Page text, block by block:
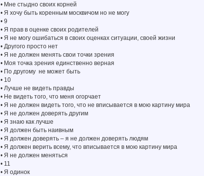
• Мне стыдно своих корней
• Я хочу быть коренным москвичом но не могу
• 9
• Я прав в оценке своих родителей
• Я не могу ошибаться в своих оценках ситуации, своей жизни
• Другого просто нет
• Я не должен менять свои точки зрения
• Моя точка зрения единственно верная
• По другому не может быть
• 10
• Лучше не видеть правды
• Не видеть того, что меня огорчает
• Я не должен видеть того, что не вписывается в мою картину мира
• Я не должен доверять другим
• Я знаю как лучше
• Я должен быть наивным
• Я должен доверять – я не должен доверять людям
• Я должен верить всему, что вписывается в мою картину мира
• Я не должен меняться
• 11
• Я одинок